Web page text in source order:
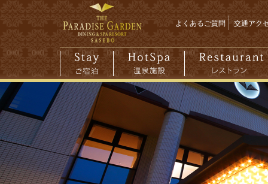
よくあるご質問 交通アク